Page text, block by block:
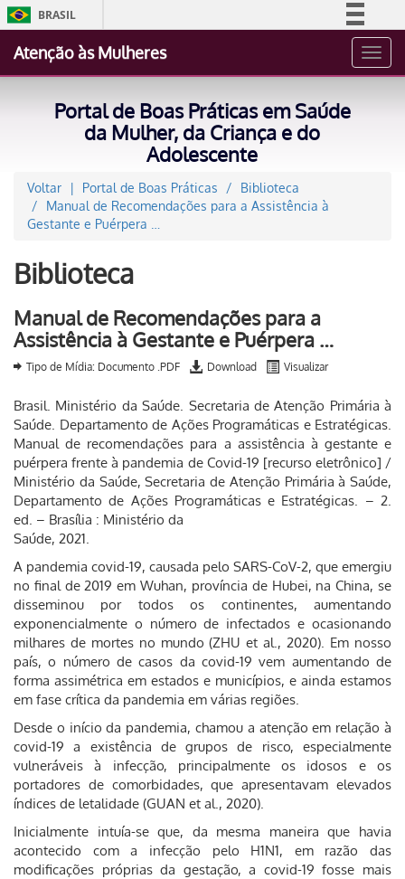
BRASIL
Acesso à informação
Atenção às Mulheres
Portal de Boas Práticas em Saúde
da Mulher, da Criança e do
Adolescente
Voltar Portal de Boas Práticas
Biblioteca
Manual de Recomendações para a Assistência à
Gestante e Puérpera …
Biblioteca
Manual de Recomendações para a
Assistência à Gestante e Puérpera …
Tipo de Mídia: Documento .PDF Download Visualizar
Brasil. Ministério da Saúde. Secretaria de Atenção Primária à
Saúde. Departamento de Ações Programáticas e Estratégicas.
Manual de recomendações para a assistência à gestante e
puérpera frente à pandemia de Covid-19 [recurso eletrônico] /
Ministério da Saúde, Secretaria de Atenção Primária à Saúde,
Departamento de Ações Programáticas e Estratégicas. – 2.
ed. – Brasília : Ministério da
Saúde, 2021.
A pandemia covid-19, causada pelo SARS-CoV-2, que emergiu
no final de 2019 em Wuhan, província de Hubei, na China, se
disseminou por todos os continentes, aumentando
exponencialmente o número de infectados e ocasionando
milhares de mortes no mundo (ZHU et al., 2020). Em nosso
país, o número de casos da covid-19 vem aumentando de
forma assimétrica em estados e municípios, e ainda estamos
em fase crítica da pandemia em várias regiões.
Desde o início da pandemia, chamou a atenção em relação à
covid-19 a existência de grupos de risco, especialmente
vulneráveis à infecção, principalmente os idosos e os
portadores de comorbidades, que apresentavam elevados
índices de letalidade (GUAN et al., 2020).
Inicialmente intuía-se que, da mesma maneira que havia
acontecido com a infecção pelo H1N1, em razão das
modificações próprias da gestação, a covid-19 fosse mais